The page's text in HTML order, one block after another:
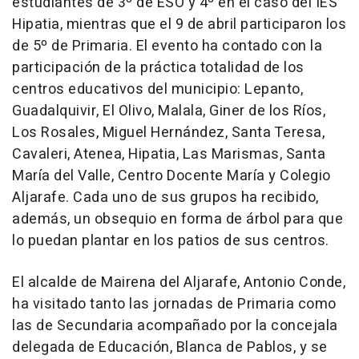
Hipatia, mientras que el 9 de abril participaron los
de 5º de Primaria. El evento ha contado con la
participación de la práctica totalidad de los
centros educativos del municipio: Lepanto,
Guadalquivir, El Olivo, Malala, Giner de los Ríos,
Los Rosales, Miguel Hernández, Santa Teresa,
Cavaleri, Atenea, Hipatia, Las Marismas, Santa
María del Valle, Centro Docente María y Colegio
Aljarafe. Cada uno de sus grupos ha recibido,
además, un obsequio en forma de árbol para que
lo puedan plantar en los patios de sus centros.
El alcalde de Mairena del Aljarafe, Antonio Conde,
ha visitado tanto las jornadas de Primaria como
las de Secundaria acompañado por la concejala
delegada de Educación, Blanca de Pablos, y se